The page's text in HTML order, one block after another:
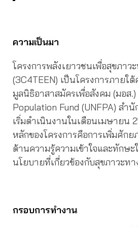
ความเป็นมา
โครงการพลังเยาวชนเพื่อสุขภาว
(3C4TEEN) เป็นโครงการภายใ
มูลนิธิอาสาสมัครเพื่อสังคม (มอส
Population Fund (UNFPA) สำ
เริ่มดำเนินงานในเดือนเมษายน
หลักของโครงการคือการเพิ่มศัก
ด้านความรู้ความเข้าใจและทักษะ
นโยบายที่เกี่ยวข้องกับสุขภาวะทา
กรอบการทำงาน